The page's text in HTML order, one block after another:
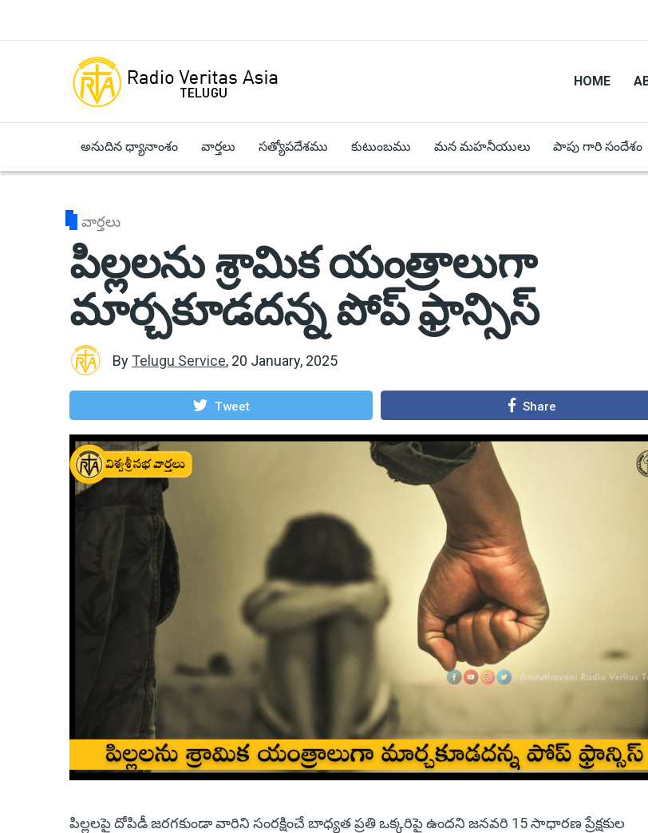
HOME
అనుదిన ధ్యానాంశం వార్తలు సత్యోపదేశము కుటుంబము మన మహనీయులు పాపు గారి సందేశం
వార్తలు
పిల్లలను శ్రామిక యంత్రాలుగా
మార్చకూడదన్న పోప్ ఫ్రాన్సిస్
By Telugu Service, 20 January, 2025
Tweet Share
పిల్లలపై దోపిడీ జరగకుండా వారిని సంరక్షించే బాధ్యత ప్రతి ఒక్కరిపై ఉందని జనవరి 15 సాధారణ ప్రేక్షకుల